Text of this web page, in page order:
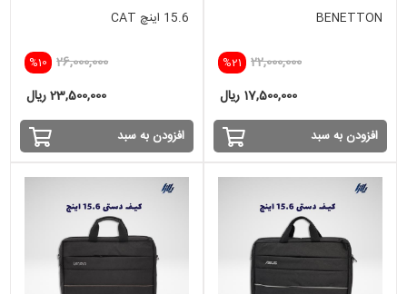
BENETTON
%21 22,000,000
17,500,000 ریال
افزودن به سبد
15.6 اینچ CAT
%10 26,000,000
23,500,000 ریال
افزودن به سبد